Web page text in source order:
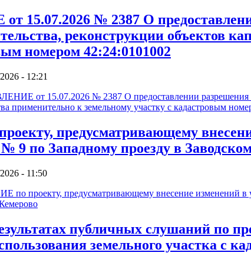
№ 2387 О
реконструкции объектов
номером 42:24:0101002
- 12:21
от 15.07.2026 № 2387 О предоставлении разрешения на
применительно к земельному участку с кадастровым
предусматривающему
9 по Западному проезду в
- 11:50
проекту, предусматривающему внесение изменений в
публичных слушаний по
земельного участка с